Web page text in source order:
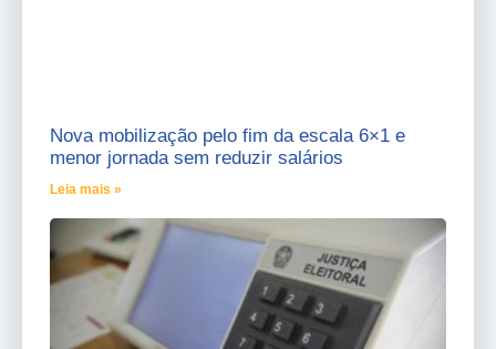
Nova mobilização pelo fim da escala 6×1 e
menor jornada sem reduzir salários
Leia mais »